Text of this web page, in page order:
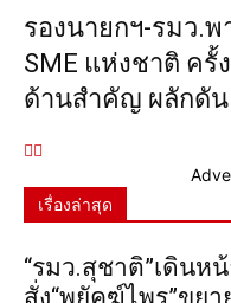
รองนายกฯ-รมว.
SME แห่งชาติ ครั้
ด้านสำคัญ ผลักดัน
เรื่องล่าสุด
“รมว.สุชาติ”เดินห
สั่ง“พยัคฆ์ไพร”ขย